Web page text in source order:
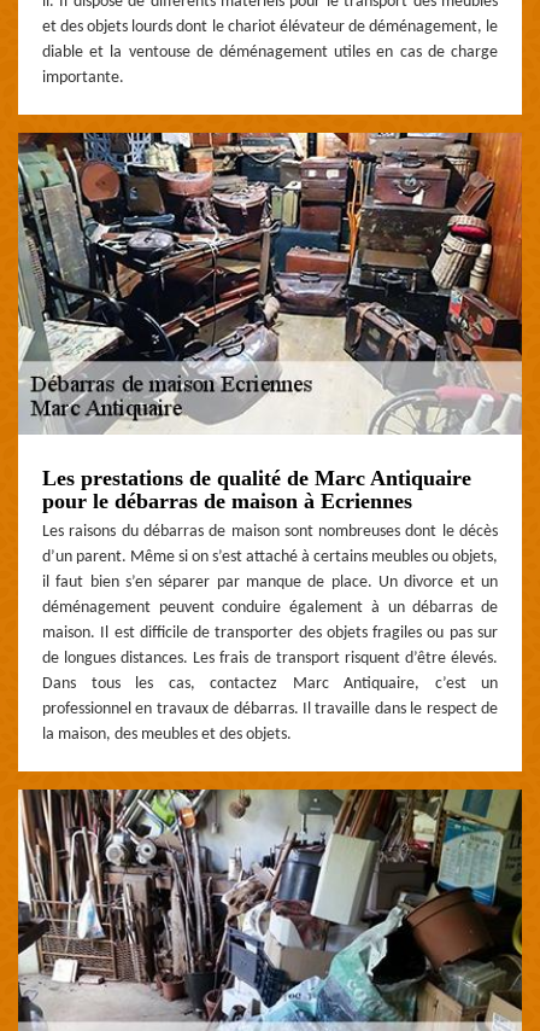
et des objets lourds dont le chariot élévateur de déménagement, le
diable et la ventouse de déménagement utiles en cas de charge
importante.
Les prestations de qualité de Marc Antiquaire
pour le débarras de maison à Ecriennes
Les raisons du débarras de maison sont nombreuses dont le décès
d’un parent. Même si on s’est attaché à certains meubles ou objets,
il faut bien s’en séparer par manque de place. Un divorce et un
déménagement peuvent conduire également à un débarras de
maison. Il est difficile de transporter des objets fragiles ou pas sur
de longues distances. Les frais de transport risquent d’être élevés.
Dans tous les cas, contactez Marc Antiquaire, c’est un
professionnel en travaux de débarras. Il travaille dans le respect de
la maison, des meubles et des objets.